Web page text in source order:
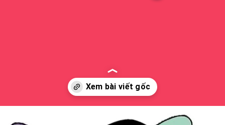
https://issiloo.edu.vn/vit-donald-meme